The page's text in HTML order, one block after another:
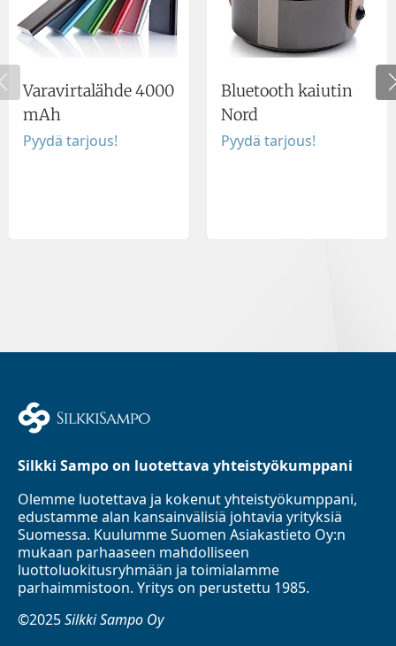
Varavirtalähde 4000
mAh
Pyydä tarjous!
Bluetooth kaiutin
Nord
Pyydä tarjous!
Silkki Sampo on luotettava yhteistyökumppani
Olemme luotettava ja kokenut yhteistyökumppani,
edustamme alan kansainvälisiä johtavia yrityksiä
Suomessa. Kuulumme Suomen Asiakastieto Oy:n
mukaan parhaaseen mahdolliseen
luottoluokitusryhmään ja toimialamme
parhaimmistoon. Yritys on perustettu 1985.
©2025Silkki Sampo Oy